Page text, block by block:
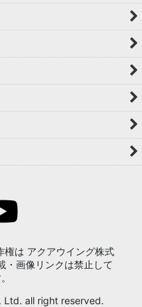
権は アクアウイング株式
・画像リンクは禁止して
Ltd. all right reserved.